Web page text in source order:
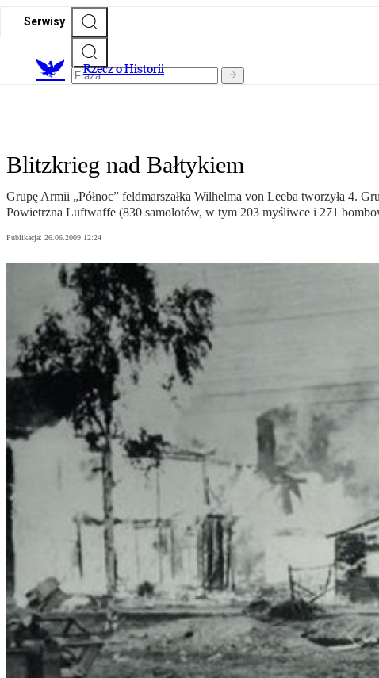
Serwisy
Rzecz o Historii
Blitzkrieg nad Bałtykiem
Grupę Armii „Północ” feldmarszałka Wilhelma von Leeba tworzyła 4.
Powietrzna Luftwaffe (830 samolotów, w tym 203 myśliwce i 271
Publikacja: 26.06.2009 12:24